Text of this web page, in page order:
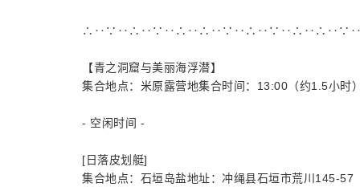
【青之洞窟与美丽海浮潜】
集合地点：米原露营地集合时间：13:00（约1.5小时）
- 空闲时间 -
[日落皮划艇]
集合地点：石垣岛盐地址：冲绳县石垣市荒川145-57